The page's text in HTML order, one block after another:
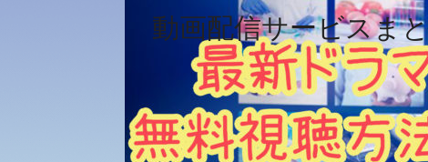
動画配信サービスま